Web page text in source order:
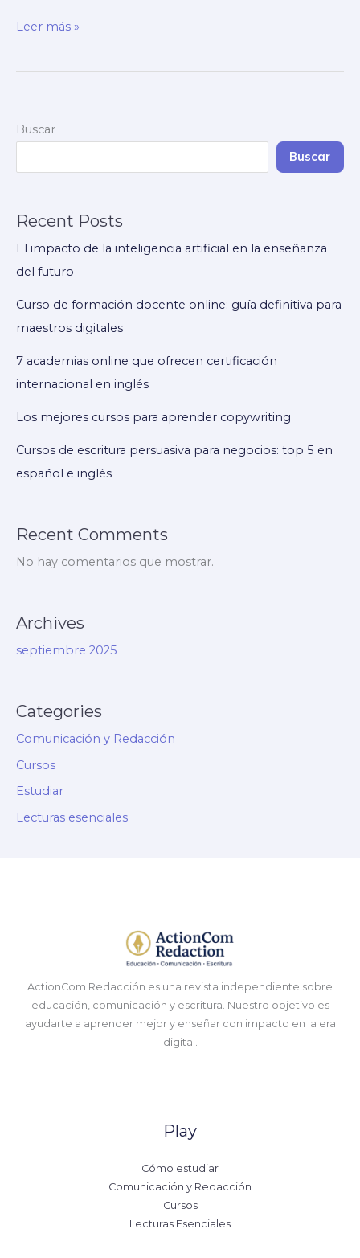
¿Qué
un
Leer más »
Buscar
Buscar
Recent Posts
El impacto de la inteligencia artificial en la enseñanza
del futuro
Curso de formación docente online: guía definitiva para
maestros digitales
7 academias online que ofrecen certificación
internacional en inglés
Los mejores cursos para aprender copywriting
Cursos de escritura persuasiva para negocios: top 5 en
español e inglés
Recent Comments
No hay comentarios que mostrar.
Archives
septiembre 2025
Categories
Comunicación y Redacción
Cursos
Estudiar
Lecturas esenciales
ActionCom Redacción es una revista independiente sobre
educación, comunicación y escritura. Nuestro objetivo es
ayudarte a aprender mejor y enseñar con impacto en la era
digital.
Play
Cómo estudiar
Comunicación y Redacción
Cursos
Lecturas Esenciales